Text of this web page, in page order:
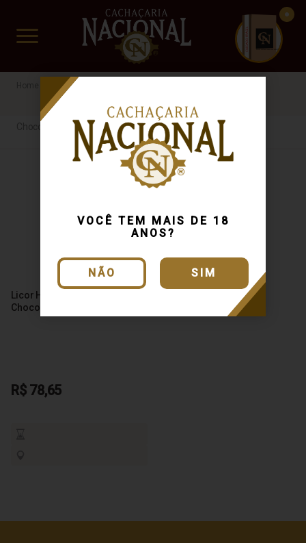
VOCÊ TEM MAIS DE 18
ANOS?
NÃO SIM
www.cachacarianacional.com.br
CUIDADO FRÁGIL
Licor Especiarias
Licor Harmonie Schnaps
Chocolate 500ml
R$ 78,65